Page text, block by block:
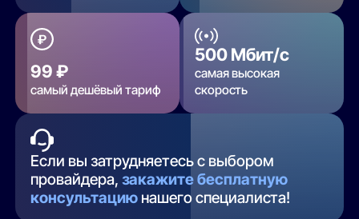
99 ₽
самый дешёвый тариф
500 Мбит/с
самая высокая
скорость
Если вы затрудняетесь с выбором
провайдера,закажите бесплатную
консультацию нашего специалиста!